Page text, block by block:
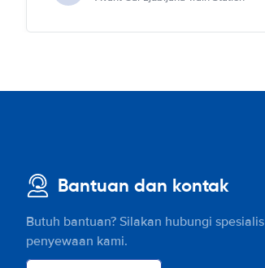
Bantuan dan kontak
Butuh bantuan? Silakan hubungi spesialis
penyewaan kami.